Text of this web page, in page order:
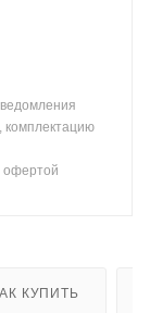
комплектацию
офертой
КУПИТЬ